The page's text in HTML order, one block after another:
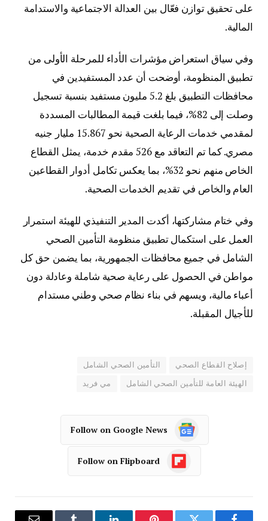
على تحقيق توازن فعّال بين العدالة الاجتماعية والاستدامة
المالية.
وفي سياق استعراض مؤشرات الأداء للمرحلة الأولى من
تطبيق المنظومة، أوضحت أن عدد المستفيدين في
محافظات التطبيق بلغ 5.2 مليون مستفيد بنسبة تسجيل
وصلت إلى 82%، فيما بلغت قيمة المطالبات المسددة
لمقدمي خدمات الرعاية الصحية نحو 15.867 مليار جنيه
مصري. كما تم التعاقد مع 526 مقدم خدمة، يمثل القطاع
الخاص منهم نحو 32%، بما يعكس تكامل أدوار القطاعين
العام والخاص في تقديم الخدمات الصحية.
وفي ختام مشاركتها، أكدت المدير التنفيذي للهيئة استمرار
العمل على استكمال تطبيق منظومة التأمين الصحي
الشامل في جميع محافظات الجمهورية، بما يضمن حق كل
مواطن في الحصول على رعاية صحية شاملة وعادلة دون
أعباء مالية، ويسهم في بناء نظام صحي وطني مستدام
للأجيال المقبلة.
إصلاح القطاع الصحي التأمين الصحي الشامل
الهيئة العامة للتأمين الصحي الشامل مي فريد
Follow on Google News
Follow on Flipboard